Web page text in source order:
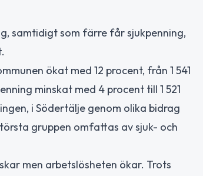
samtidigt som färre får sjukpenning,
ökat med 12 procent, från 1 541
minskat med 4 procent till 1 521
i Södertälje genom olika bidrag
gruppen omfattas av sjuk- och
men arbetslösheten ökar. Trots